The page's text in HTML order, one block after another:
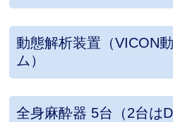
動態解析装置（VICON
ム）
全身麻酔器 5台（2台は